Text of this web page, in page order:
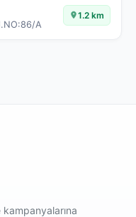
A
1.2 km